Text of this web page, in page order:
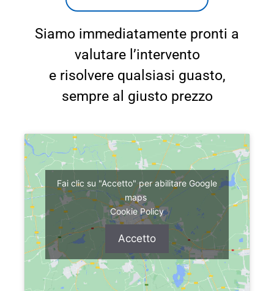
Siamo immediatamente pronti a
valutare l’intervento
e risolvere qualsiasi guasto,
sempre al giusto prezzo
Fai clic su "Accetto" per abilitare Google
maps
Cookie Policy
Accetto